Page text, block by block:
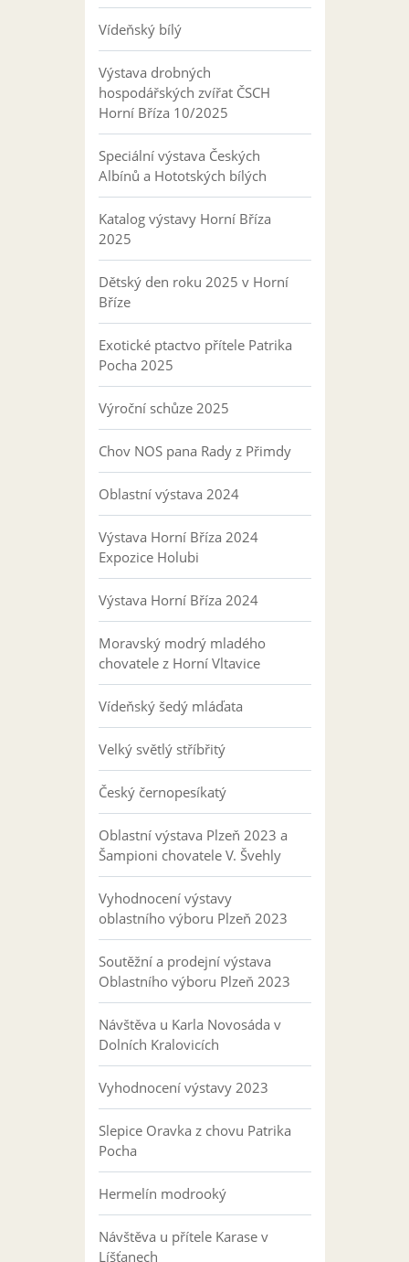
Vídeňský bílý
Výstava drobných
hospodářských zvířat ČSCH
Horní Bříza 10/2025
Speciální výstava Českých
Albínů a Hototských bílých
Katalog výstavy Horní Bříza
2025
Dětský den roku 2025 v Horní
Bříze
Exotické ptactvo přítele Patrika
Pocha 2025
Výroční schůze 2025
Chov NOS pana Rady z Přimdy
Oblastní výstava 2024
Výstava Horní Bříza 2024
Expozice Holubi
Výstava Horní Bříza 2024
Moravský modrý mladého
chovatele z Horní Vltavice
Vídeňský šedý mláďata
Velký světlý stříbřitý
Český černopesíkatý
Oblastní výstava Plzeň 2023 a
Šampioni chovatele V. Švehly
Vyhodnocení výstavy
oblastního výboru Plzeň 2023
Soutěžní a prodejní výstava
Oblastního výboru Plzeň 2023
Návštěva u Karla Novosáda v
Dolních Kralovicích
Vyhodnocení výstavy 2023
Slepice Oravka z chovu Patrika
Pocha
Hermelín modrooký
Návštěva u přítele Karase v
Líšťanech